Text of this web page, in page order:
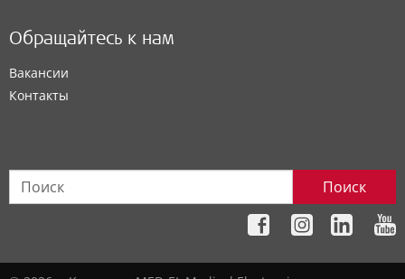
Обращайтесь к нам
Вакансии
Контакты
Поиск